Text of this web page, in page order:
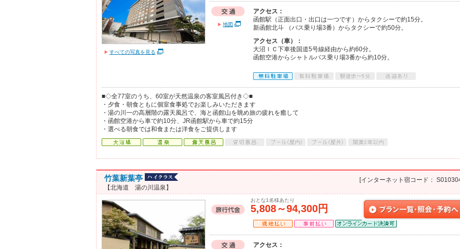
すべての写真を見る
地図
アクセス：
函館駅（正面出口・出口は一つです）からタクシーで約15分。
新函館北斗 （バス乗り場3番）からタクシーで約50分。
アクセス（車）：
大沼ＩＣ下車後国道5号線経由から約60分。
函館空港からシャトルバス乗り場3番から約10分。
■◇全77室のうち、60室が天然温泉の客室風呂付き◇■
・夕食・朝食ともに個室食事処でお楽しみいただきます
・湯の川一の高層階の露天風呂で、海と函館山を眺め旅の疲れを癒して
・函館空港から車で約10分、JR函館駅から車で約15分
・選べる朝食では和食または洋食をご提供します
竹葉新葉亭
【北海道 湯の川温泉】
[インターネット宿コード：
おとな1名様あたり
5,808～94,300円
アクセス：